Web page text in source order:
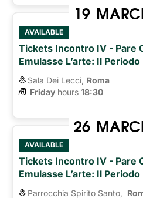
19
AVAILABLE
Tickets Incontro IV - Pare
Emulasse L’arte: Il
Sala Dei Lecci, Roma
Friday hours 18:30
26
AVAILABLE
Tickets Incontro IV - Pare
Emulasse L’arte: Il
Parrocchia Spirito Santo,